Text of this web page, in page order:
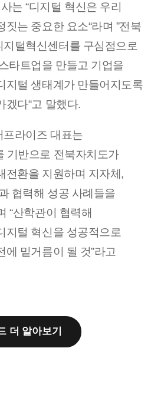
는 “디지털 혁신은 우리
짓는 중요한 요소“라며 ”전북
털혁신센터를 구심점으로
타트업을 만들고 기업을
지털 생태계가 만들어지도록
겠다“고 말했다.
프라이즈 대표는
기반으로 전북자치도가
전환을 지원하며 지자체,
협력해 성공 사례들을
“산학관이 협력해
지털 혁신을 성공적으로
에 밑거름이 될 것”라고
더 알아보기